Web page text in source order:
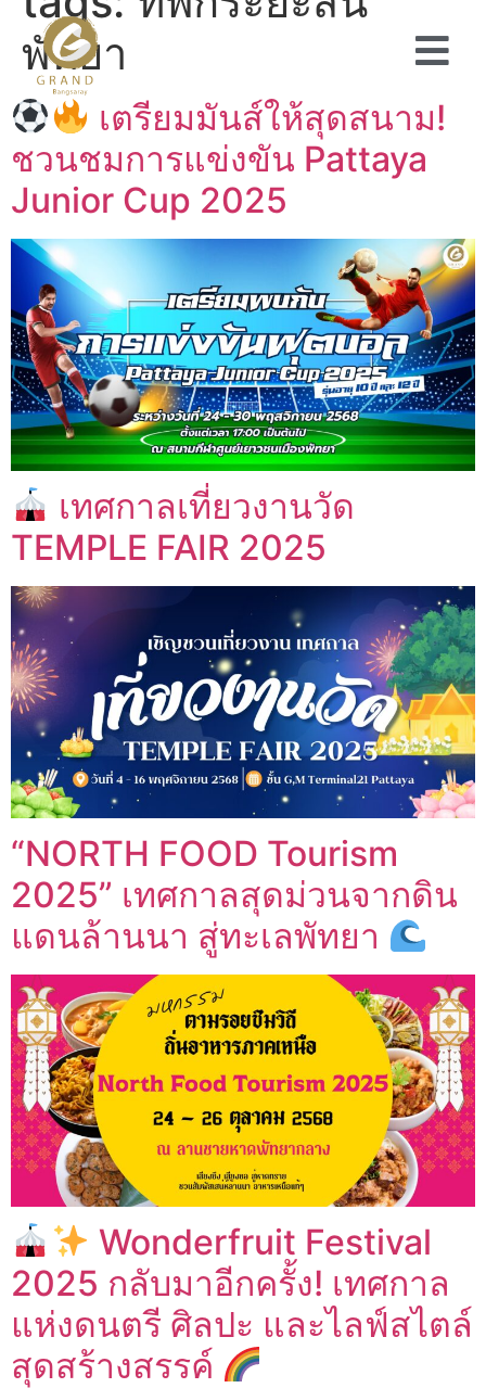
พัทยา
เตรียมมันส์ให้สุดสนาม!
ชวนชมการแข่งขัน Pattaya
Junior Cup 2025
เทศกาลเที่ยวงานวัด
TEMPLE FAIR 2025
“NORTH FOOD Tourism
2025” เทศกาลสุดม่วนจากดิน
แดนล้านนา สู่ทะเลพัทยา
Wonderfruit Festival
2025 กลับมาอีกครั้ง! เทศกาล
แห่งดนตรี ศิลปะ และไลฟ์สไตล์
สุดสร้างสรรค์